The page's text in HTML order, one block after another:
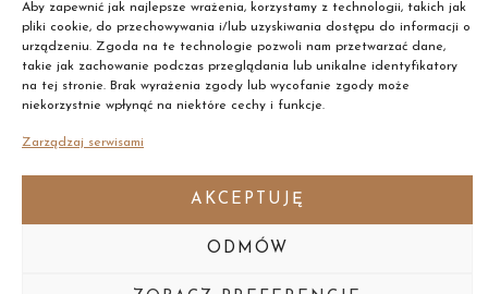
Aby zapewnić jak najlepsze wrażenia, korzystamy z technologii, takich jak
pliki cookie, do przechowywania i/lub uzyskiwania dostępu do informacji o
urządzeniu. Zgoda na te technologie pozwoli nam przetwarzać dane,
takie jak zachowanie podczas przeglądania lub unikalne identyfikatory
na tej stronie. Brak wyrażenia zgody lub wycofanie zgody może
niekorzystnie wpłynąć na niektóre cechy i funkcje.
Zarządzaj serwisami
AKCEPTUJĘ
ODMÓW